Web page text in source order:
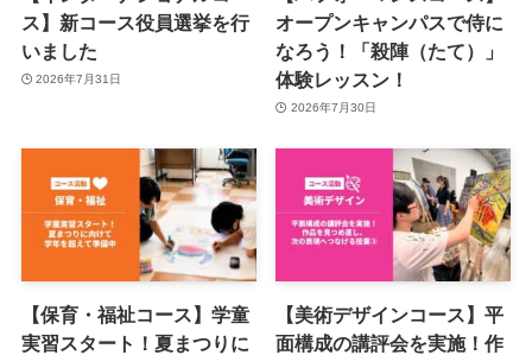
ス】新コース役員選挙を行
いました
2026年7月31日
オープンキャンパスで侍に
なろう！「殺陣（たて）」
体験レッスン！
2026年7月30日
【保育・福祉コース】学童
実習スタート！夏まつりに
【美術デザインコース】平
面構成の講評会を実施！作